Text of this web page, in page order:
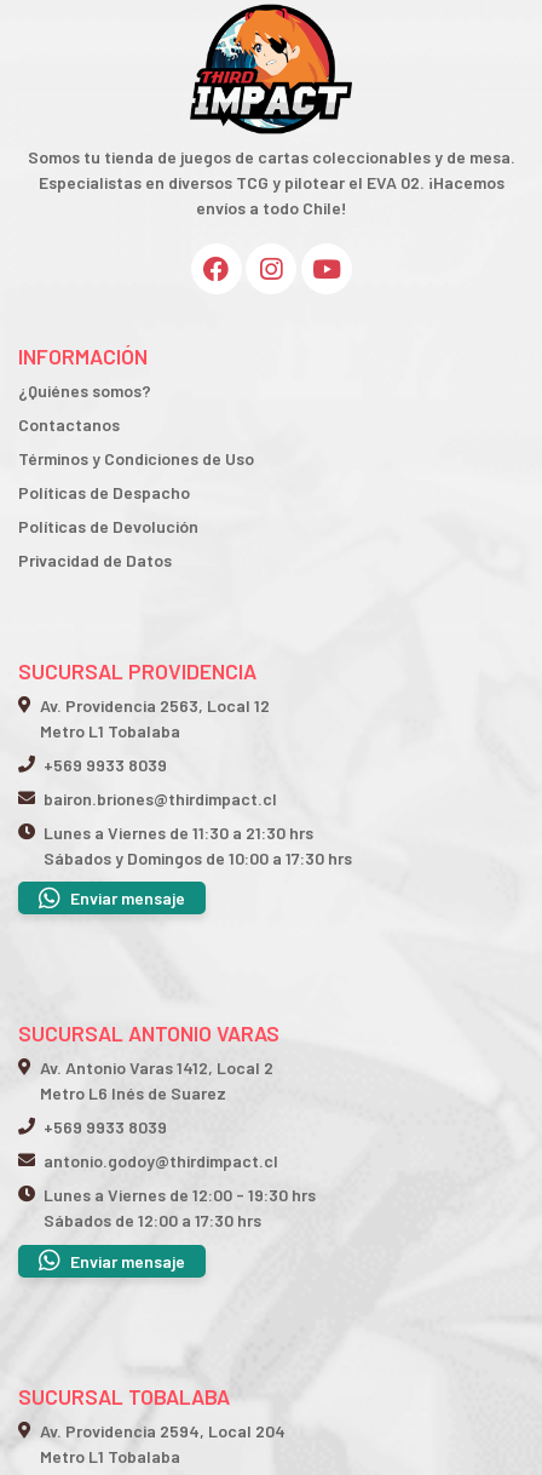
Somos tu tienda de juegos de cartas coleccionables y de mesa.
Especialistas en diversos TCG y pilotear el EVA 02. ¡Hacemos
envíos a todo Chile!
INFORMACIÓN
¿Quiénes somos?
Contactanos
Términos y Condiciones de Uso
Políticas de Despacho
Políticas de Devolución
Privacidad de Datos
SUCURSAL PROVIDENCIA
Av. Providencia 2563, Local 12
Metro L1 Tobalaba
+569 9933 8039
bairon.briones@thirdimpact.cl
Lunes a Viernes de 11:30 a 21:30 hrs
Sábados y Domingos de 10:00 a 17:30 hrs
Enviar mensaje
SUCURSAL ANTONIO VARAS
Av. Antonio Varas 1412, Local 2
Metro L6 Inés de Suarez
+569 9933 8039
antonio.godoy@thirdimpact.cl
Lunes a Viernes de 12:00 - 19:30 hrs
Sábados de 12:00 a 17:30 hrs
Enviar mensaje
SUCURSAL TOBALABA
Av. Providencia 2594, Local 204
Metro L1 Tobalaba